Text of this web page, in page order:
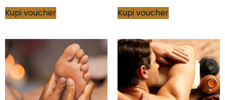
Kupi voucher Kupi voucher